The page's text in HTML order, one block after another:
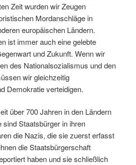
Zeit wurden wir Zeugen
Mordanschläge in
europäischen Ländern.
ist immer auch eine gelebte
und Zukunft. Wenn wir
des Nationalsozialismus und den
wir gleichzeitig
Demokratie verteidigen.
über 700 Jahren in den Ländern
Staatsbürger in ihren
die Nazis, die sie zuerst erfasst
die Staatsbürgerschaft
haben und sie schließlich